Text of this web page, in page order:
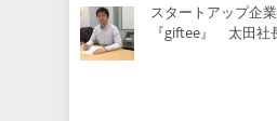
スタートアップ企
『giftee』 太田社